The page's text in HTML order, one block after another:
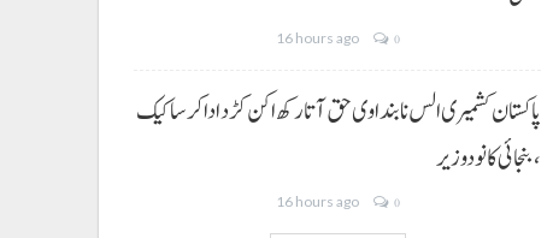
16 hours ago 0
پاکستان کشمیری الس نا بنداوی حق آتا رکھ اکن کڑد ادا کرسا کیک
،بنجائی کانودوزیر
16 hours ago 0